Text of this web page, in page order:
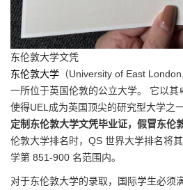
东伦敦大学文凭
东伦敦大学 （University of East
一所位于英国伦敦的公立大学。 它以
使得UEL成为英国顶尖的研究型大学之
定制东伦敦大学文凭毕业证，假冒东伦
伦敦大学排名时，QS 世界大学排名将
学第 851-900 名范围内。
对于东伦敦大学的录取，国际学生必须